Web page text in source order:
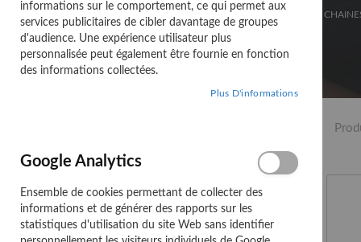
PRODUITS DE SAISON
ZIP-9
CATÉGORIE
STOCK
informations sur le comportement, ce qui permet aux
services publicitaires de cibler davantage de groupes
d'audience. Une expérience utilisateur plus
personnalisée peut également être fournie en fonction
des informations collectées.
Plus D'informations
Google Analytics
Ensemble de cookies permettant de collecter des
informations et de générer des rapports sur les
statistiques d'utilisation du site Web sans identifier